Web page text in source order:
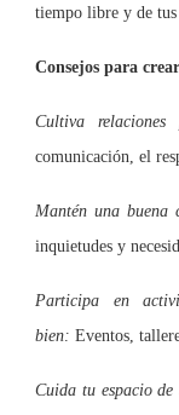
tiempo libre y de tus
Consejos para
Cultiva relaciones
comunicación, el
Mantén una buena
inquietudes y
Participa en
bien: Eventos,
Cuida tu espacio